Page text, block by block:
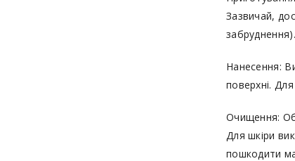
Зазвичай,
забруднення).
Нанесення:
поверхні.
Очищення:
Для шкіри
пошкодити